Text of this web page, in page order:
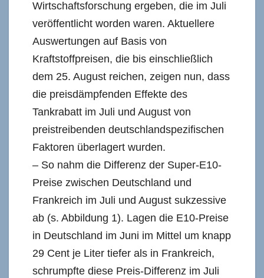
Wirtschaftsforschung ergeben, die im Juli
veröffentlicht worden waren. Aktuellere
Auswertungen auf Basis von
Kraftstoffpreisen, die bis einschließlich
dem 25. August reichen, zeigen nun, dass
die preisdämpfenden Effekte des
Tankrabatt im Juli und August von
preistreibenden deutschlandspezifischen
Faktoren überlagert wurden.
– So nahm die Differenz der Super-E10-
Preise zwischen Deutschland und
Frankreich im Juli und August sukzessive
ab (s. Abbildung 1). Lagen die E10-Preise
in Deutschland im Juni im Mittel um knapp
29 Cent je Liter tiefer als in Frankreich,
schrumpfte diese Preis-Differenz im Juli